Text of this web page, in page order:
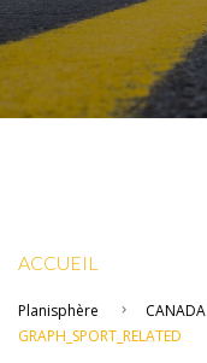
ACCUEIL
Planisphère CANADA
GRAPH_SPORT_RELATED